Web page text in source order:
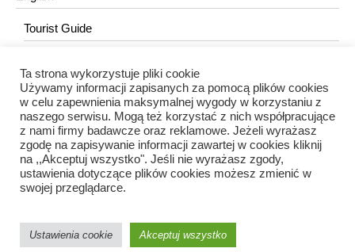
Tourist Guide
KONTAKT
redakcja@portalkujawski.pl
Redakcja
Ta strona wykorzystuje pliki cookie
Używamy informacji zapisanych za pomocą plików cookies
w celu zapewnienia maksymalnej wygody w korzystaniu z
naszego serwisu. Mogą też korzystać z nich współpracujące
z nami firmy badawcze oraz reklamowe. Jeżeli wyrażasz
zgodę na zapisywanie informacji zawartej w cookies kliknij
na ,,Akceptuj wszystko". Jeśli nie wyrażasz zgody,
ustawienia dotyczące plików cookies możesz zmienić w
swojej przeglądarce.
Ustawienia cookie Akceptuj wszystko